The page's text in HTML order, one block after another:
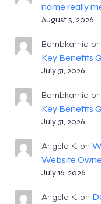
name really
August 5, 2026
Bombkarnia on
Key Benefits
July 31, 2026
Bombkarnia on
Key Benefits
July 31, 2026
Angela K. on
Website
July 16, 2026
Angela K. on